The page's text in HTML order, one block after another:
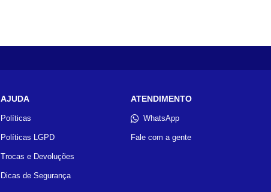
AJUDA
Políticas
Políticas LGPD
Trocas e Devoluções
Dicas de Segurança
ATENDIMENTO
WhatsApp
Fale com a gente